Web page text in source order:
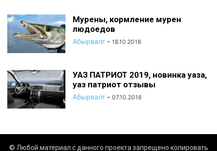
Мурены, кормление мурен
людоедов
Абырвалг - 18.10.2018
УАЗ ПАТРИОТ 2019, новинка уаза,
уаз патриот отзывы
Абырвалг - 07.10.2018
© Любой материал с данного проекта запрещено копировать